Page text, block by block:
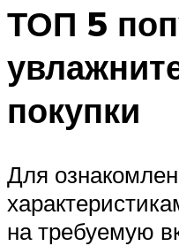
ТОП 5
покупки
Для
на требуемую